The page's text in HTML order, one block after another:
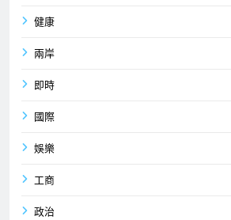
健康
兩岸
即時
國際
娛樂
工商
政治